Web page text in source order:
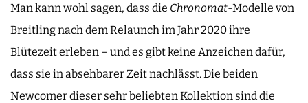
Man kann wohl sagen, dass die Chronomat-Modelle von
Breitling nach dem Relaunch im Jahr 2020 ihre
Blütezeit erleben – und es gibt keine Anzeichen dafür,
dass sie in absehbarer Zeit nachlässt. Die beiden
Newcomer dieser sehr beliebten Kollektion sind die